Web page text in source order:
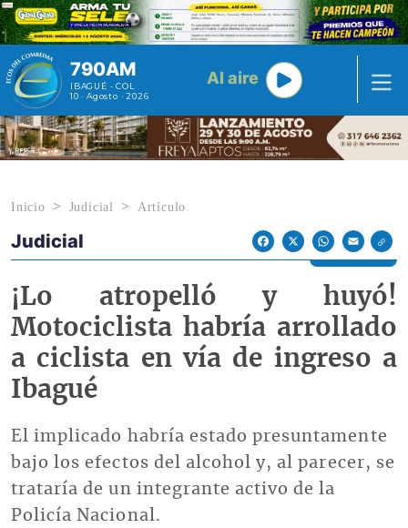
Pasar al contenido principal
790AM
IBAGUÉ - COL
10 · Agosto · 2026
Al aire
Inicio Judicial Artículo
Econoticias y Eventos
Judicial
FacebookX WhatsAppEmail
¡Lo atropelló y huyó!
Motociclista habría arrollado
a ciclista en vía de ingreso a
Ibagué
El implicado habría estado presuntamente
bajo los efectos del alcohol y, al parecer, se
trataría de un integrante activo de la
Policía Nacional.